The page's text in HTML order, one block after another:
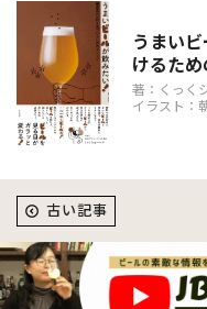
うまい
けるた
著：くっく
イラスト：
古い記事